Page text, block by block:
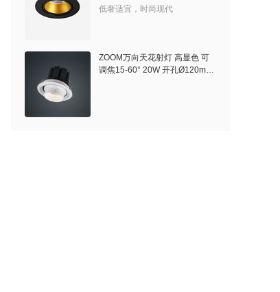
白/4°/3000K/8W
低奢适宜，时尚现代
ZOOM万向天花射灯 高显色 可
调焦15-60° 20W 开孔Ø120mm